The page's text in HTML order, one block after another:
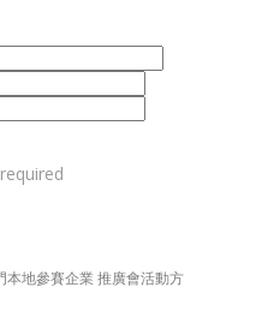
地參賽企業 推廣會活動方